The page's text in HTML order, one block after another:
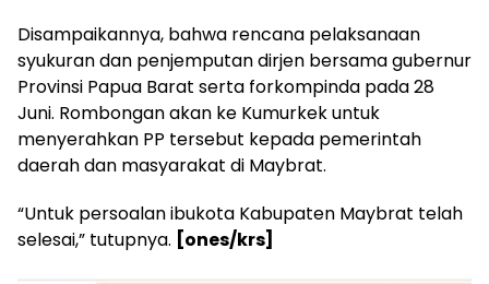
Disampaikannya, bahwa rencana pelaksanaan
syukuran dan penjemputan dirjen bersama gubernur
Provinsi Papua Barat serta forkompinda pada 28
Juni. Rombongan akan ke Kumurkek untuk
menyerahkan PP tersebut kepada pemerintah
daerah dan masyarakat di Maybrat.
“Untuk persoalan ibukota Kabupaten Maybrat telah
selesai,” tutupnya. [ones/krs]